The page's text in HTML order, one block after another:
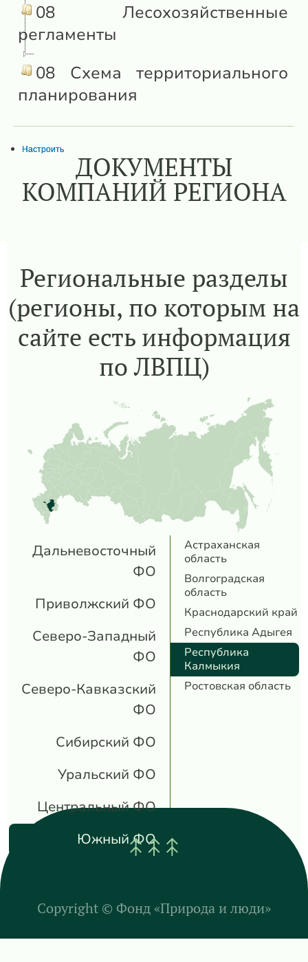
08 Лесохозяйственные
регламенты
08 Схема территориального
планирования
Настроить
ДОКУМЕНТЫ
КОМПАНИЙ РЕГИОНА
Региональные разделы
(регионы, по которым на
сайте есть информация
по ЛВПЦ)
Дальневосточный
ФО
Приволжский ФО
Северо-Западный
ФО
Северо-Кавказский
ФО
Сибирский ФО
Уральский ФО
Центральный ФО
Южный ФО
Астраханская
область
Волгоградская
область
Краснодарский край
Республика Адыгея
Республика
Калмыкия
Ростовская область
Copyright © Фонд «Природа и люди»